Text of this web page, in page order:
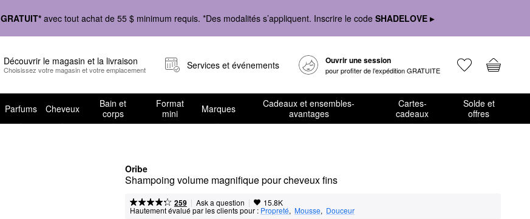
GRATUIT* avec tout achat de 55 $ minimum requis. *Des modalités s’appliquent. Inscrire le code SHADELOVE ▸
Découvrir le magasin et la livraison
Choisissez votre magasin et votre emplacement Services et événements Ouvrir une session
pour profiter de l’expédition GRATUITE
Parfums Cheveux
Bain et
corps
Format
mini
Marques
Cadeaux et ensembles-
avantages
Cartes-
cadeaux
Solde et
offres
Oribe
Shampoing volume magnifique pour cheveux fins
259 | Ask a question | 15.8K
Hautement évalué par les clients pour : Propreté, Mousse, Douceur